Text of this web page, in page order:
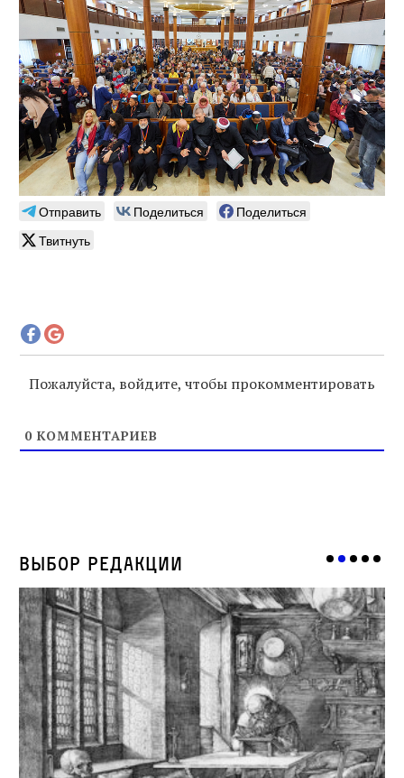
Отправить Поделиться
Поделиться
Твитнуть
Пожалуйста, войдите, чтобы прокомментировать
0 КОММЕНТАРИЕВ
Выбор редакции